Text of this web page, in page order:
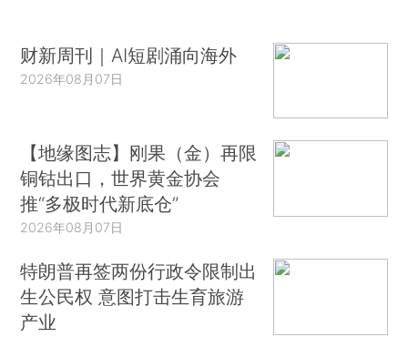
财新周刊｜AI短剧涌向海外
2026年08月07日
【地缘图志】刚果（金）再限
铜钴出口，世界黄金协会
推“多极时代新底仓”
2026年08月07日
特朗普再签两份行政令限制出
生公民权 意图打击生育旅游
产业